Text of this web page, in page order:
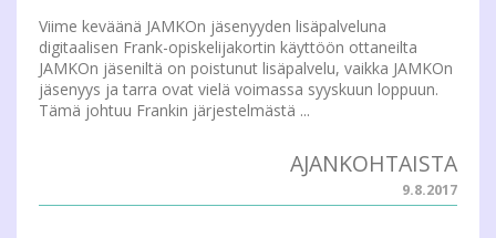
Viime keväänä JAMKOn jäsenyyden lisäpalveluna
digitaalisen Frank-opiskelijakortin käyttöön ottaneilta
JAMKOn jäseniltä on poistunut lisäpalvelu, vaikka JAMKOn
jäsenyys ja tarra ovat vielä voimassa syyskuun loppuun.
Tämä johtuu Frankin järjestelmästä ...
AJANKOHTAISTA
9.8.2017